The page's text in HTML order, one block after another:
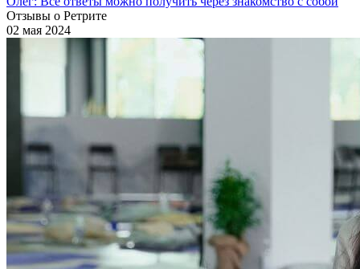
Отзывы о Ретрите
02 мая 2024